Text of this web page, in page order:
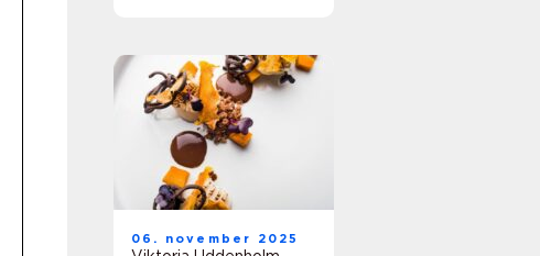
06. november 2025